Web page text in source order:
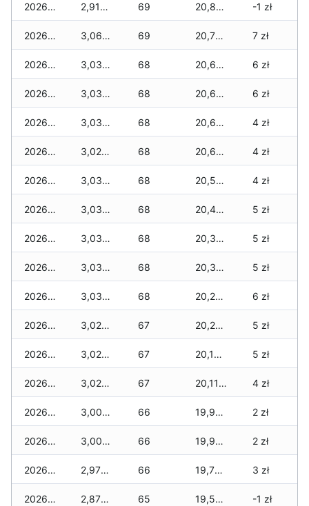
2026-04-30 2,910 zł 69 20,820 zł -1 zł
2026-04-29 3,060 zł 69 20,795 zł 7 zł
2026-04-28 3,035 zł 68 20,670 zł 6 zł
2026-04-27 3,035 zł 68 20,670 zł 6 zł
2026-04-26 3,035 zł 68 20,660 zł 4 zł
2026-04-25 3,025 zł 68 20,615 zł 4 zł
2026-04-24 3,035 zł 68 20,565 zł 4 zł
2026-04-23 3,035 zł 68 20,445 zł 5 zł
2026-04-22 3,035 zł 68 20,395 zł 5 zł
2026-04-21 3,035 zł 68 20,320 zł 5 zł
2026-04-20 3,035 zł 68 20,270 zł 6 zł
2026-04-19 3,025 zł 67 20,200 zł 5 zł
2026-04-18 3,025 zł 67 20,190 zł 5 zł
2026-04-17 3,025 zł 67 20,115 zł 4 zł
2026-04-16 3,000 zł 66 19,990 zł 2 zł
2026-04-15 3,000 zł 66 19,955 zł 2 zł
2026-04-14 2,975 zł 66 19,780 zł 3 zł
2026-04-13 2,875 zł 65 19,505 zł -1 zł